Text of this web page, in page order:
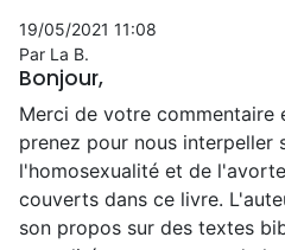
19/05/2021 11:08
Par La B.
Bonjour,
Merci de votre commentaire
prenez pour nous interpeller
l'homosexualité et de
couverts dans ce livre.
son propos sur des textes